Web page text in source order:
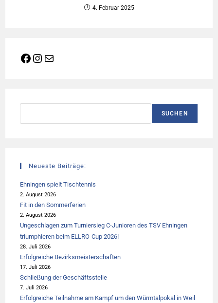
4. Februar 2025
Facebook
Instagram
E-Mail
SUCHEN
Neueste Beiträge:
Ehningen spielt Tischtennis
2. August 2026
Fit in den Sommerferien
2. August 2026
Ungeschlagen zum Turniersieg C-Junioren des TSV Ehningen
triumphieren beim ELLRO-Cup 2026!
28. Juli 2026
Erfolgreiche Bezirksmeisterschaften
17. Juli 2026
Schließung der Geschäftsstelle
7. Juli 2026
Erfolgreiche Teilnahme am Kampf um den Würmtalpokal in Weil